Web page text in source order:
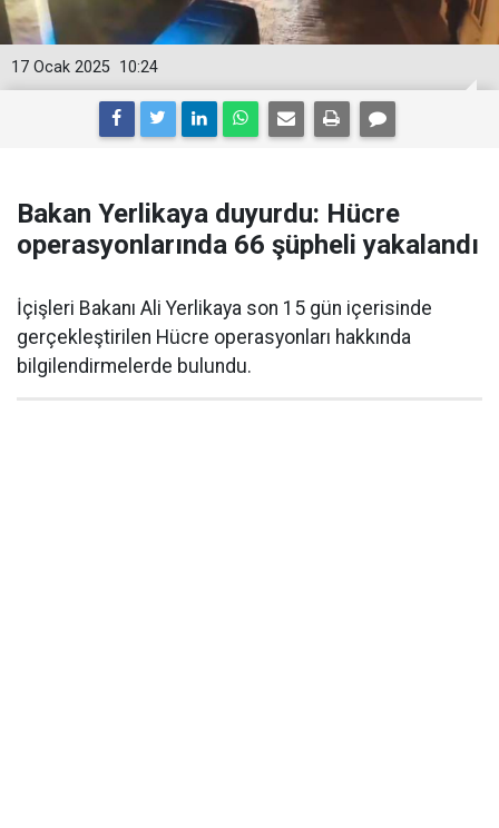
10:24
17 Ocak 2025
Bakan Yerlikaya duyurdu: Hücre
operasyonlarında 66 şüpheli yakalandı
İçişleri Bakanı Ali Yerlikaya son 15 gün içerisinde
gerçekleştirilen Hücre operasyonları hakkında
bilgilendirmelerde bulundu.